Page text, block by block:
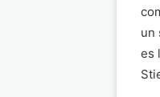
un
es